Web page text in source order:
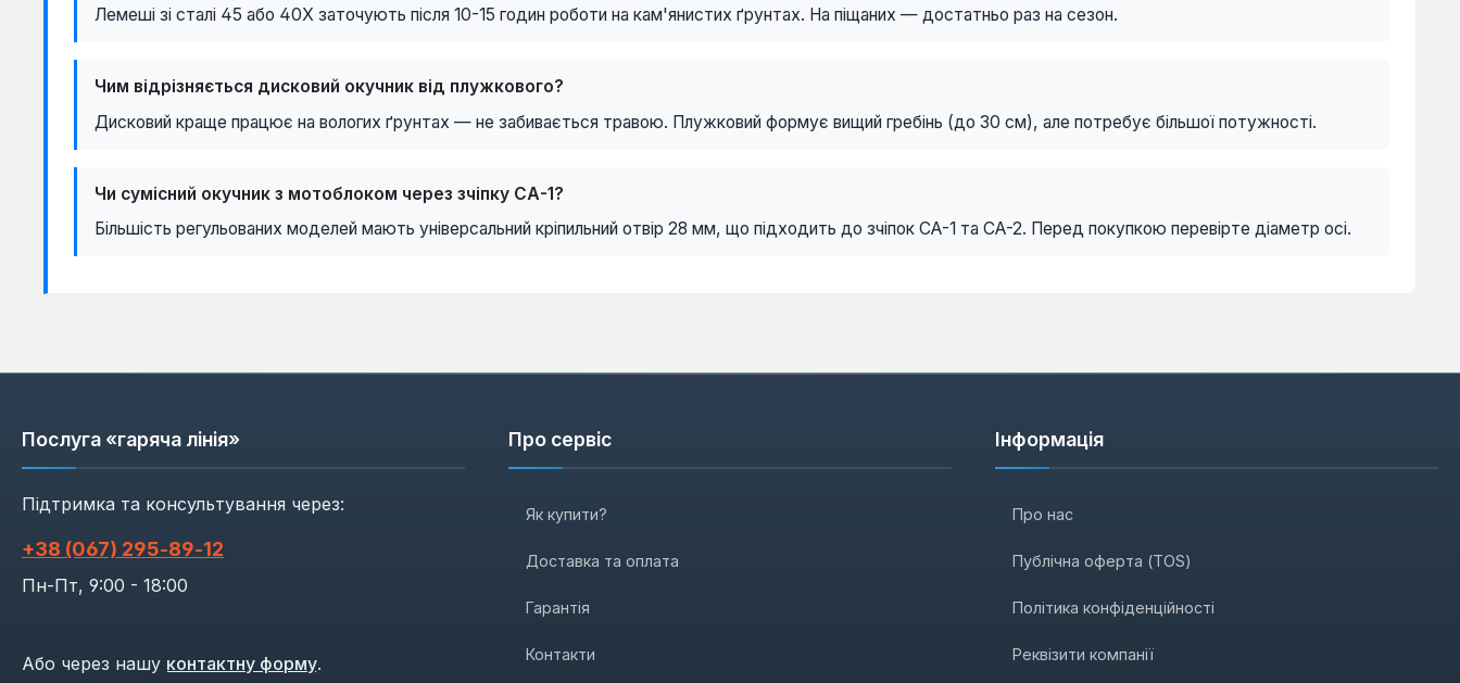
Лемеші зі сталі 45 або 40Х заточують після 10-15 годин роботи на кам'янистих ґрунтах. На піщаних — достатньо раз на сезон.
Чим відрізняється дисковий окучник від плужкового?
Дисковий краще працює на вологих ґрунтах — не забивається травою. Плужковий формує вищий гребінь (до 30 см), але потребує більшої потужності.
Чи сумісний окучник з мотоблоком через зчіпку СА-1?
Більшість регульованих моделей мають універсальний кріпильний отвір 28 мм, що підходить до зчіпок СА-1 та СА-2. Перед покупкою перевірте діаметр осі.
Послуга «гаряча лінія»
Підтримка та консультування через:
+38 (067) 295‑89‑12
Пн-Пт, 9:00 - 18:00
Або через нашу контактну форму.
Про сервіс
Як купити?
Доставка та оплата
Гарантія
Контакти
Інформація
Про нас
Публічна оферта (TOS)
Політика конфіденційності
Реквізити компанії